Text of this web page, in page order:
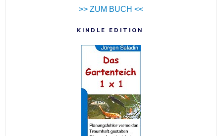
>> ZUM BUCH <<
KINDLE EDITION